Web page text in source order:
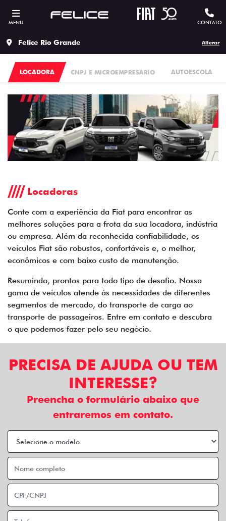
MENU CONTATO
Felice Rio Grande Alterar
CNPJ E MICROEMPRESÁRIO AUTOESCOLA
LOCADORA
Locadoras
Conte com a experiência da Fiat para encontrar as
melhores soluções para a frota da sua locadora, indústria
ou empresa. Além da reconhecida confiabilidade, os
veículos Fiat são robustos, confortáveis e, o melhor,
econômicos e com baixo custo de manutenção.
Resumindo, prontos para todo tipo de desafio. Nossa
gama de veículos atende às necessidades de diferentes
segmentos de mercado, do transporte de carga ao
transporte de passageiros. Entre em contato e descubra
o que podemos fazer pelo seu negócio.
PRECISA DE AJUDA OU TEM
INTERESSE?
Preencha o formulário abaixo que
entraremos em contato.